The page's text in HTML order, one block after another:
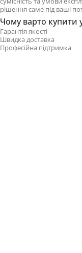
рішення саме під ваші
Чому варто купити
Гарантія якості
Швидка доставка
Професійна підтримка